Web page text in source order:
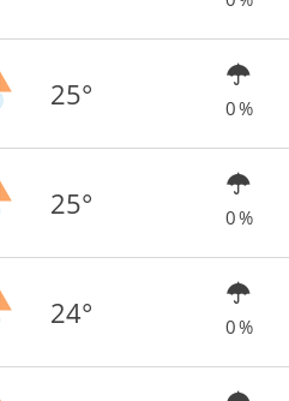
25° 0 %
25° 0 %
24° 0 %